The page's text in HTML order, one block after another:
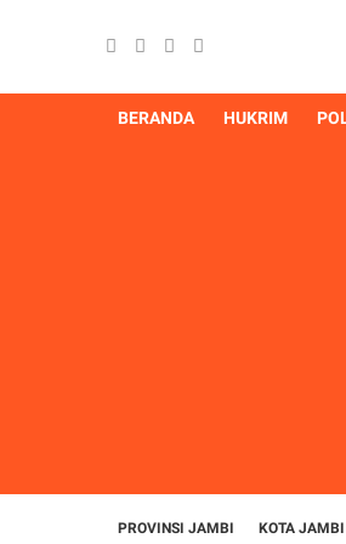
BERANDA HUKRIM
PROVINSI JAMBI KOTA JAMBI